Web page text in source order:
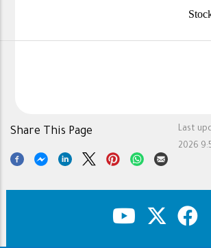
Last
2026
Share This Page